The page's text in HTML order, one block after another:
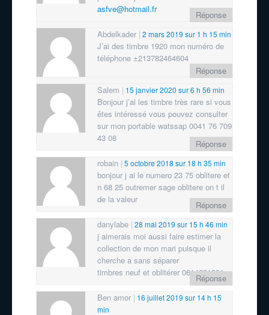
asfve@hotmail.fr
Réponse
Abdelkader 2 mars 2019 sur 1 h 15 min
J’ai des timbre 1920 mon numéro de
téléphone ±213782464604
Réponse
Salem
15 janvier 2020 sur 6 h 56 min
Bonjour j’ai les timbre très rare si vous
êtes intéressé vous pouvez consulter
sur mon portable watssap 0041 76 709
43 08
Réponse
robain 5 octobre 2018 sur 18 h 35 min
bonjour j ai le numero 23 75 oblitere et
n 68 25 outremer sage oblitere on t il
de la valeur
Réponse
danylabe 28 mai 2019 sur 15 h 46 min
j aimerais moi aussi faire estimer la
collection de mon mari puisque il
cherche a sans séparer
timbres neuf et oblitérer 0614691391
Réponse
Ben amor
16 juillet 2019 sur 14 h 15
min